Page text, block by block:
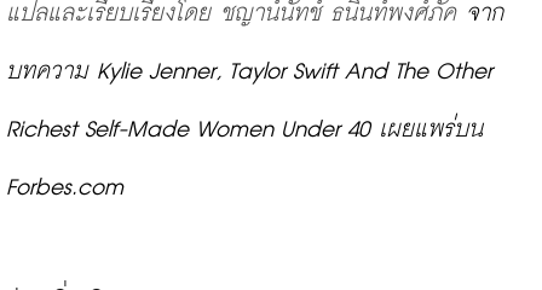
แปลและเรียบเรียงโดย ชญาน์นัทช์ ธนินท์พงศ์ภัค จาก
บทความ Kylie Jenner, Taylor Swift And The Other
Richest Self-Made Women Under 40 เผยแพร่บน
Forbes.com